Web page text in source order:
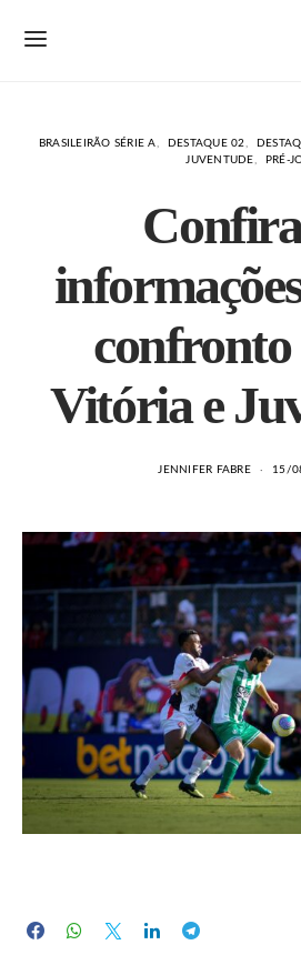
BRASILEIRÃO SÉRIE A DESTAQUE 02
JUVENTUDE
PRÉ-
confronto
Vitória e
JENNIFER FABRE 15/